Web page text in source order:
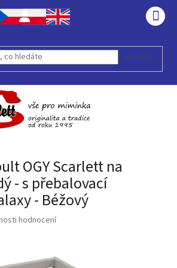
HLEDAT
OGY Scarlett na
- s přebalovací
- Béžový
hodnocení